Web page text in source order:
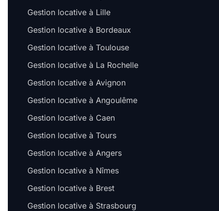
Gestion locative à Lille
Gestion locative à Bordeaux
Gestion locative à Toulouse
Gestion locative à La Rochelle
Gestion locative à Avignon
Gestion locative à Angoulême
Gestion locative à Caen
Gestion locative à Tours
Gestion locative à Angers
Gestion locative à Nîmes
Gestion locative à Brest
Gestion locative à Strasbourg